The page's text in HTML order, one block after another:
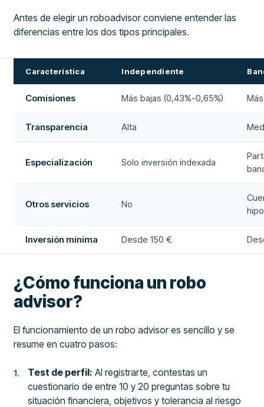
Antes de elegir un roboadvisor conviene entender las
diferencias entre los dos tipos principales.
Característica Independiente
Comisiones Más bajas (0,43%-0,65%)
Transparencia Alta
Especialización Solo inversión indexada
Otros servicios No
Inversión mínima Desde 150 €
¿Cómo funciona un robo
advisor?
El funcionamiento de un robo advisor es sencillo y se
resume en cuatro pasos:
Test de perfil: Al registrarte, contestas un
cuestionario de entre 10 y 20 preguntas sobre tu
situación financiera, objetivos y tolerancia al riesgo